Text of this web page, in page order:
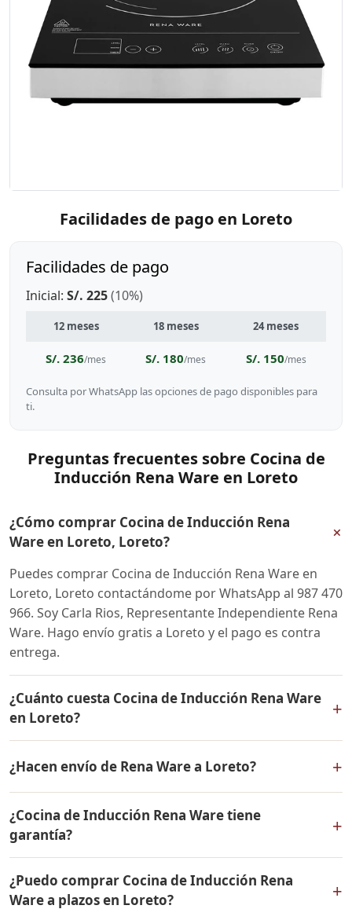
Facilidades de pago en Loreto
Facilidades de pago
Inicial: S/. 225(10%)
12 meses 18 meses 24 meses
S/. 236/mes S/. 180/mes S/. 150/mes
Consulta por WhatsApp las opciones de pago disponibles para
ti.
Preguntas frecuentes sobre Cocina de
Inducción Rena Ware en Loreto
¿Cómo comprar Cocina de Inducción Rena
Ware en Loreto, Loreto?
+
Puedes comprar Cocina de Inducción Rena Ware en
Loreto, Loreto contactándome por WhatsApp al 987 470
966. Soy Carla Rios, Representante Independiente Rena
Ware. Hago envío gratis a Loreto y el pago es contra
entrega.
¿Cuánto cuesta Cocina de Inducción Rena Ware
en Loreto?
+
mismo en todo el Perú. Contáctame por WhatsApp para
conocer el precio actual, promociones disponibles y
facilidades de pago en cuotas desde el 10% de inicial.
¿Hacen envío de Rena Ware a Loreto? +
Ware a Loreto, Loreto y a todo el Perú. El pago es
contra entrega.
¿Cocina de Inducción Rena Ware tiene
garantía?
+
vida contra defectos de fabricación. Todos los
productos Rena Ware están fabricados en acero
¿Puedo comprar Cocina de Inducción Rena
Ware a plazos en Loreto?
+